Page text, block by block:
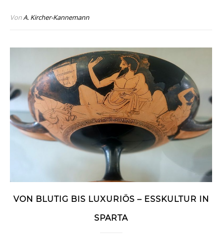
VonA. Kircher-Kannemann
VON BLUTIG BIS LUXURIÖS – ESSKULTUR IN
SPARTA